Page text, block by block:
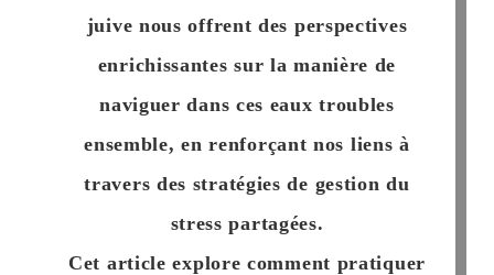
juive nous offrent des perspectives
enrichissantes sur la manière de
naviguer dans ces eaux troubles
ensemble, en renforçant nos liens à
travers des stratégies de gestion du
stress partagées.
Cet article explore comment pratiquer